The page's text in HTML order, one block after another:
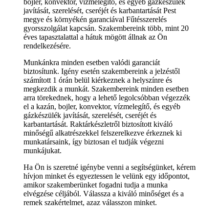
javítását, szerelését, cseréjét és karbantartását Pest
megye és környékén garanciával Fűtésszerelés
gyorsszolgálat kapcsán. Szakembereink több, mint 20
éves tapasztalattal a hátuk mögött állnak az Ön
rendelkezésére.
Munkánkra minden esetben valódi garanciát
biztosítunk. Igény esetén szakembereink a jelzéstől
számított 1 órán belül kiérkeznek a helyszínre és
megkezdik a munkát. Szakembereink minden esetben
arra törekednek, hogy a lehető legolcsóbban végezzék
el a kazán, bojler, konvektor, vízmelegítő, és egyéb
gázkészülék javítását, szerelését, cseréjét és
karbantartását. Raktárkészletről biztosított kiváló
minőségű alkatrészekkel felszerelkezve érkeznek ki
munkatársaink, így biztosan el tudják végezni
munkájukat.
Ha Ön is szeretné igénybe venni a segítségünket, kérem
hívjon minket és egyeztessen le velünk egy időpontot,
amikor szakemberünket fogadni tudja a munka
elvégzése céljából. Válassza a kiváló minőséget és a
remek szakértelmet, azaz válasszon minket.